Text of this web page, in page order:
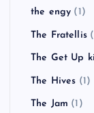
the engy (1)
The Fratellis
The Get Up
The Hives (1)
The Jam (1)